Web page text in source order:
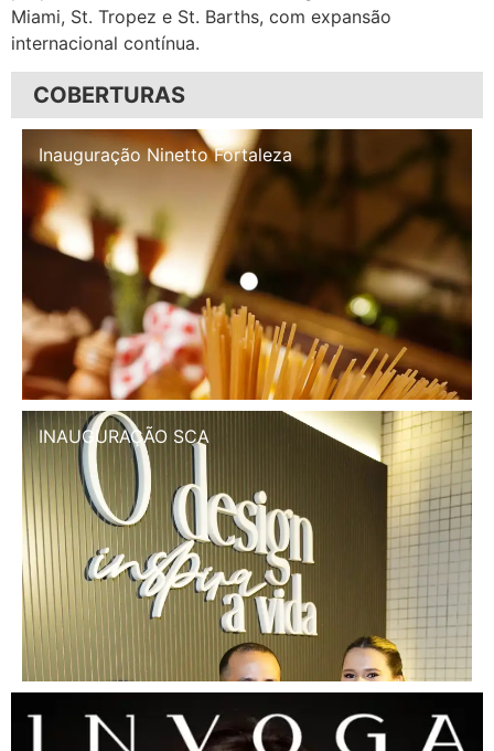
Miami, St. Tropez e St. Barths, com expansão
internacional contínua.
COBERTURAS
Inauguração Illa Café
INAUGURAÇÃO SCA